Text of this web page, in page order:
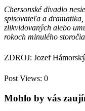
Chersonské divadlo
spisovateľa a
zlikvidovaných alebo
rokoch minulého
ZDROJ: Jozef
Post Views: 0
Mohlo by vás